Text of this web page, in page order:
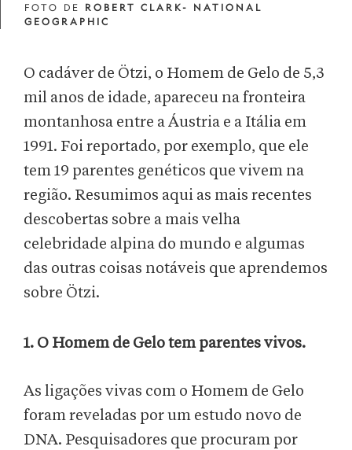
FOTO DE ROBERT CLARK- NATIONAL
GEOGRAPHIC
O cadáver de Ötzi, o Homem de Gelo de 5,3
mil anos de idade, apareceu na fronteira
montanhosa entre a Áustria e a Itália em
1991. Foi reportado, por exemplo, que ele
tem 19 parentes genéticos que vivem na
região. Resumimos aqui as mais recentes
descobertas sobre a mais velha
celebridade alpina do mundo e algumas
das outras coisas notáveis que aprendemos
sobre Ötzi.
1. O Homem de Gelo tem parentes vivos.
As ligações vivas com o Homem de Gelo
foram reveladas por um estudo novo de
DNA. Pesquisadores que procuram por